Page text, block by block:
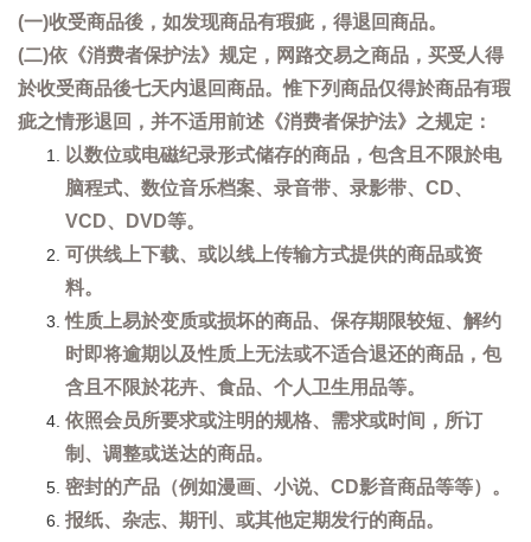
(一)收受商品後，如发现商品有瑕疵，得退回商品。
(二)依《消费者保护法》规定，网路交易之商品，买受人得
於收受商品後七天内退回商品。惟下列商品仅得於商品有瑕
疵之情形退回，并不适用前述《消费者保护法》之规定：
以数位或电磁纪录形式储存的商品，包含且不限於电
脑程式、数位音乐档案、录音带、录影带、CD、
VCD、DVD等。
可供线上下载、或以线上传输方式提供的商品或资
料。
性质上易於变质或损坏的商品、保存期限较短、解约
时即将逾期以及性质上无法或不适合退还的商品，包
含且不限於花卉、食品、个人卫生用品等。
依照会员所要求或注明的规格、需求或时间，所订
制、调整或送达的商品。
密封的产品（例如漫画、小说、CD影音商品等等）。
报纸、杂志、期刊、或其他定期发行的商品。